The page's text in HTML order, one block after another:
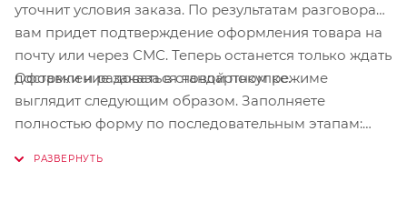
уточнит условия заказа. По результатам разговора
вам придет подтверждение оформления товара на
почту или через СМС. Теперь останется только ждать
доставки и радоваться новой покупке.
Оформление заказа в стандартном режиме
выглядит следующим образом. Заполняете
полностью форму по последовательным этапам: